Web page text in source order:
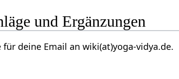
und Ergänzungen
zum Thema Ungewollt‏‎ ? Danke für deine Email an wiki(at)yoga-vidya.de.